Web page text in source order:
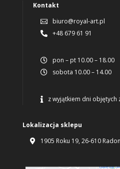
Kontakt
 biuro@royal-art.pl
 +48 679 61 91
 pon – pt 10.00 – 18.00
 sobota 10.00 – 14.00
 z wyjątkiem dni objętych
Lokalizacja sklepu
 1905 Roku 19, 26-610